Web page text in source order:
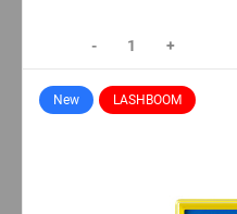
- +
New LASHBOOM